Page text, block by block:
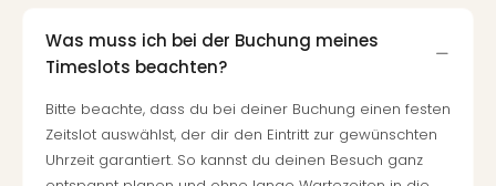
Was muss ich bei der Buchung meines
Timeslots beachten?
Bitte beachte, dass du bei deiner Buchung einen festen
Zeitslot auswählst, der dir den Eintritt zur gewünschten
Uhrzeit garantiert. So kannst du deinen Besuch ganz